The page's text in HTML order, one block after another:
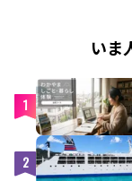
いま
1
2